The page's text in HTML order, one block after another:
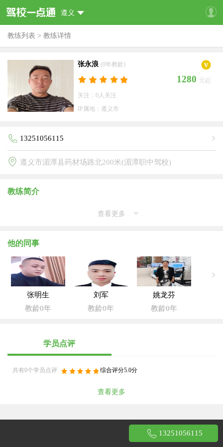
遵义
教练列表 > 教练详情
张永浪 (0年教龄)
1280 元起
关注：0人关注
IP属地：遵义市
13251056115
遵义市湄潭县药材场路北200米(湄潭职中驾校)
教练简介
查看更多
他的同事
张明生
教龄0年
刘军
教龄0年
姚龙芬
教龄0年
学员点评
共有0个学员点评 综合评分5.0分
查看更多
13251056115